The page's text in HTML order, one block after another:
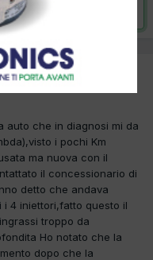
2012
auto che in diagnosi mi da
i pochi Km
ma nuova con il
il concessionario di
detto che andava
i 4 iniettori,fatto questo il
troppo da
Ho notato che la
dopo che la